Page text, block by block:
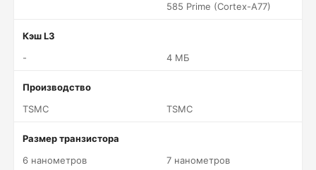
585 Prime (Cortex-A77)
Кэш L3
-
4 МБ
Производство
TSMC
TSMC
Размер транзистора
6 нанометров
7 нанометров